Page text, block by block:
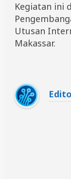
Kegiatan ini
Utusan
Makassar.